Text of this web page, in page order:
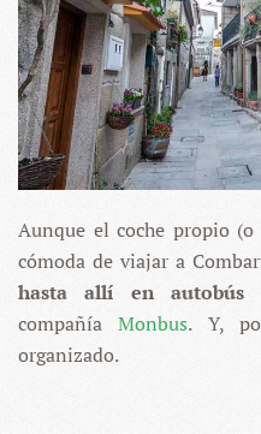
Aunque el coche propio
cómoda de viajar a
hasta allí en autobús
compañíaMonbus. Y,
organizado.